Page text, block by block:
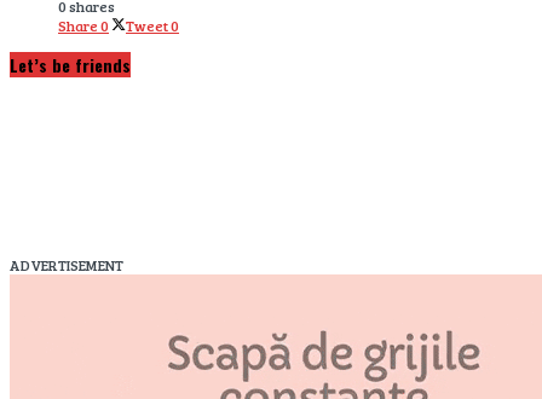
0 shares
Share0 Tweet0
Let’s be friends
ADVERTISEMENT